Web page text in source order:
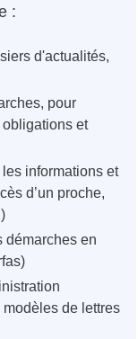
:
d'actualités,
pour
et
les informations et
d’un proche,
démarches en
de lettres